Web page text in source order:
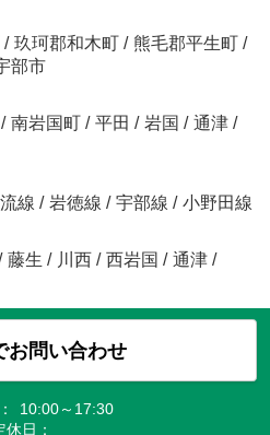
/ 玖珂郡和木町 / 熊毛郡平生町 /
部市
/ 南岩国町 / 平田 / 岩国 / 通津 /
線 / 岩徳線 / 宇部線 / 小野田線
藤生 / 川西 / 西岩国 / 通津 /
お問い合わせ
10:00～17:30
休日：